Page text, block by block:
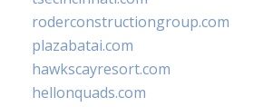
roderconstructiongroup.com
plazabatai.com
hawkscayresort.com
hellonquads.com